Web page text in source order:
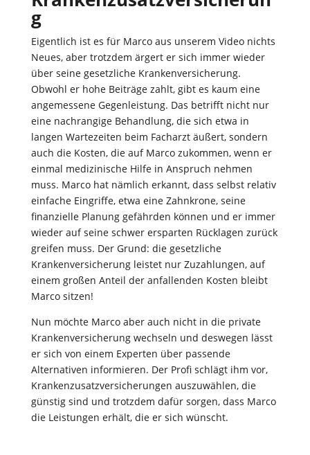
g
Eigentlich ist es für Marco aus unserem Video nichts
Neues, aber trotzdem ärgert er sich immer wieder
über seine gesetzliche Krankenversicherung.
Obwohl er hohe Beiträge zahlt, gibt es kaum eine
angemessene Gegenleistung. Das betrifft nicht nur
eine nachrangige Behandlung, die sich etwa in
langen Wartezeiten beim Facharzt äußert, sondern
auch die Kosten, die auf Marco zukommen, wenn er
einmal medizinische Hilfe in Anspruch nehmen
muss. Marco hat nämlich erkannt, dass selbst relativ
einfache Eingriffe, etwa eine Zahnkrone, seine
finanzielle Planung gefährden können und er immer
wieder auf seine schwer ersparten Rücklagen zurück
greifen muss. Der Grund: die gesetzliche
Krankenversicherung leistet nur Zuzahlungen, auf
einem großen Anteil der anfallenden Kosten bleibt
Marco sitzen!
Nun möchte Marco aber auch nicht in die private
Krankenversicherung wechseln und deswegen lässt
er sich von einem Experten über passende
Alternativen informieren. Der Profi schlägt ihm vor,
Krankenzusatzversicherungen auszuwählen, die
günstig sind und trotzdem dafür sorgen, dass Marco
die Leistungen erhält, die er sich wünscht.